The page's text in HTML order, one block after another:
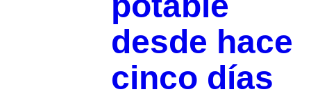
desde hace
cinco días